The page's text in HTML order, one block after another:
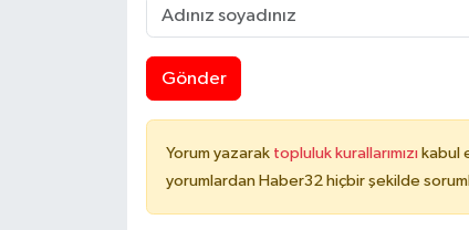
Gönder
Yorum yazarak topluluk kurallarımızı kabul
yorumlardan Haber32 hiçbir şekilde